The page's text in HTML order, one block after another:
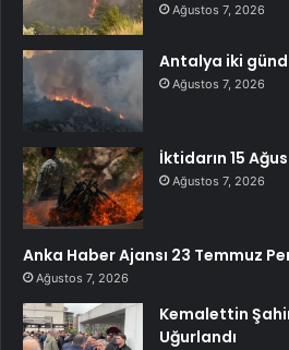
Ağustos 7, 2026
Antalya iki
Ağustos 7, 2026
İktidarın 15
Ağustos 7, 2026
Anka Haber Ajansı 23 Temmuz
Ağustos 7, 2026
Kemalettin
Uğurlandı